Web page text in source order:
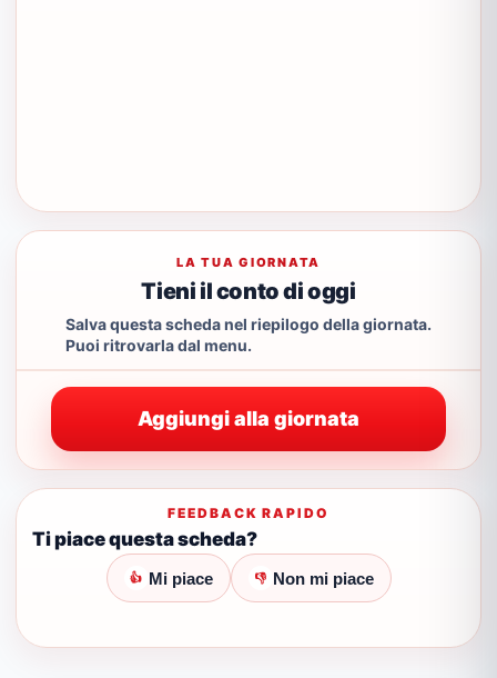
LA TUA GIORNATA
Tieni il conto di oggi
Salva questa scheda nel riepilogo della giornata.
Puoi ritrovarla dal menu.
Aggiungi alla giornata
FEEDBACK RAPIDO
Ti piace questa scheda?
👍 Mi piace 👎 Non mi piace